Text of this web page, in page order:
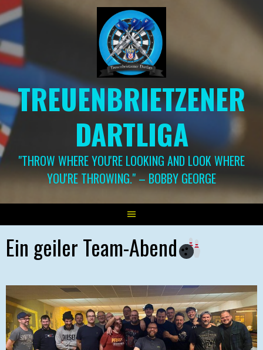
Springe
zum
TREUENBRIETZENER
DARTLIGA
"THROW WHERE YOU'RE LOOKING AND LOOK WHERE
YOU'RE THROWING." – BOBBY GEORGE
Ein geiler Team-Abend